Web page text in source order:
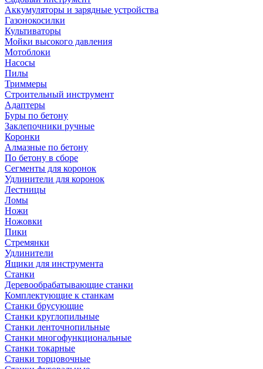
Аккумуляторы и зарядные устройства
Газонокосилки
Культиваторы
Мойки высокого давления
Мотоблоки
Насосы
Пилы
Триммеры
Строительный инструмент
Адаптеры
Буры по бетону
Заклепочники ручные
Коронки
Алмазные по бетону
По бетону в сборе
Сегменты для коронок
Удлинители для коронок
Лестницы
Ломы
Ножи
Ножовки
Пики
Стремянки
Удлинители
Ящики для инструмента
Станки
Деревообрабатывающие станки
Комплектующие к станкам
Станки брусующие
Станки круглопильные
Станки ленточнопильные
Станки многофункциональные
Станки токарные
Станки торцовочные